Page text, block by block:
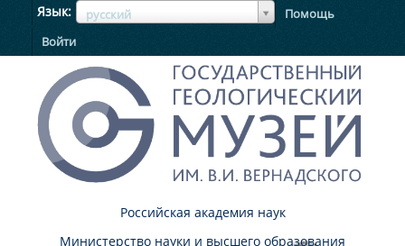
Язык русский
ЯзыкЯзык
Помощь
Войти
Российская академия наук
Министерство науки и высшего образования